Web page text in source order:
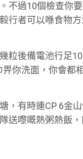
不過10個檢查你
行者可以喺食物方
粒後備電池行足
你洗面，你會都
，有時連CP 6金
送嚟嘅熱粥熱飯